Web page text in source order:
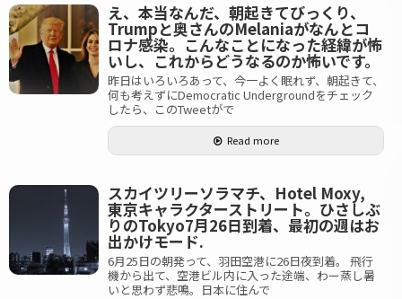
え、本当なんだ、朝起きてびっくり、
Trumpと奥さんのMelaniaがなんとコ
ロナ感染。こんなことになった経緯が怖
いし、これからどうなるのか怖いです。
昨日はいろいろあって、今一よく眠れず、朝起きて、
何も考えずにDemocratic Undergroundをチェック
したら、このTweetがで
Read more
スカイツリーソラマチ、Hotel Moxy,
東京キャラクターストリート。ひさしぶ
りのTokyo7月26日到着、最初の週はお
出かけモード.
6月25日の朝発って、羽田空港に26日夜到着。 飛行
機から出て、空港ビル内に入った途端、わー蒸し暑
いと思わず悲鳴。日本に住んで